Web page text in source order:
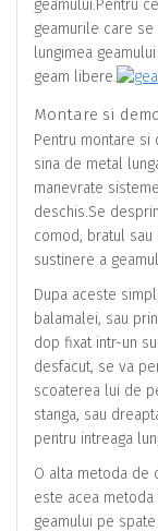
geamului.Pentru
geamurile care
lungimea
geam libere.
Montare si
Pentru montare
sina de metal
manevrate
deschis.Se
comod, bratul
sustinere a
Dupa aceste
balamalei, sau
dop fixat intr-un
desfacut, se va
scoaterea lui de
stanga, sau
pentru intreaga
O alta metoda de
este acea
geamului pe